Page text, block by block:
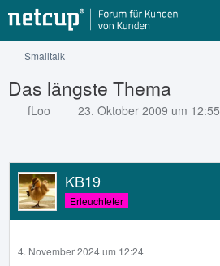
Smalltalk
Das längste Thema
fLoo 23. Oktober 2009 um 12:55
KB19
Erleuchteter
4. November 2024 um 12:24